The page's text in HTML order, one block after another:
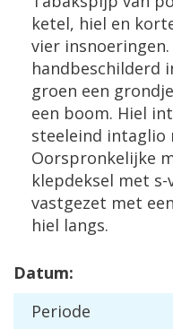
ketel, hiel en
vier
handbeschilderd
groen een
een boom. Hiel
steeleind intaglio
Oorspronkelijke
klepdeksel met
vastgezet met
hiel langs.
Datum:
Periode